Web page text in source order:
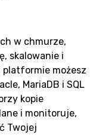
w chmurze,
skalowanie i
możesz
MariaDB i SQL
kopie
i monitoruje,
Twojej